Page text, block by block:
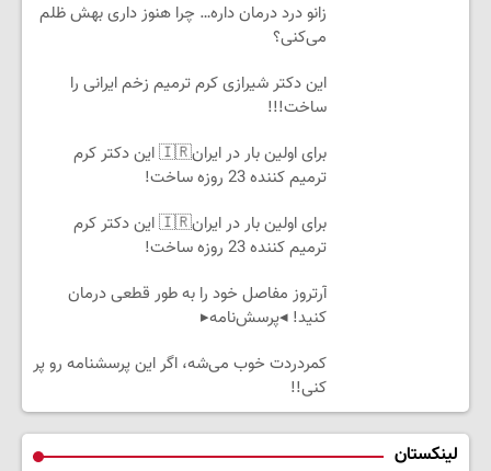
زانو درد درمان داره… چرا هنوز داری بهش ظلم
می‌کنی؟
این دکتر شیرازی کرم ترمیم زخم ایرانی را
ساخت!!!
برای اولین بار در ایران🇮🇷 این دکتر کرم
ترمیم کننده 23 روزه ساخت!
برای اولین بار در ایران🇮🇷 این دکتر کرم
ترمیم کننده 23 روزه ساخت!
آرتروز مفاصل خود را به طور قطعی درمان
کنید! ◂پرسش‌نامه▸
کمردردت خوب می‌شه، اگر این پرسشنامه رو پر
کنی!!
لینکستان